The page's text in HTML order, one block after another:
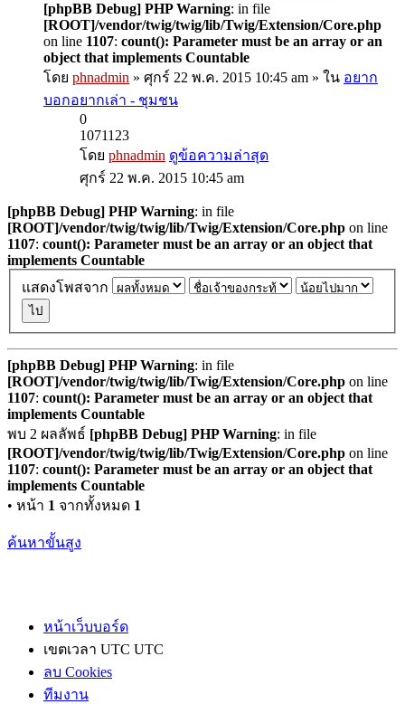
[phpBB Debug] PHP Warning: in file
[ROOT]/vendor/twig/twig/lib/Twig/Extension/Core.php
on line 1107: count(): Parameter must be an array or an
object that implements Countable
โดย phnadmin » ศุกร์ 22 พ.ค. 2015 10:45 am » ใน อยาก
บอกอยากเล่า - ชุมชน
0
1071123
โดย phnadmin ดูข้อความล่าสุด
ศุกร์ 22 พ.ค. 2015 10:45 am
[phpBB Debug] PHP Warning: in file
[ROOT]/vendor/twig/twig/lib/Twig/Extension/Core.php on line
1107: count(): Parameter must be an array or an object that
implements Countable
แสดงโพสจาก
[phpBB Debug] PHP Warning: in file
[ROOT]/vendor/twig/twig/lib/Twig/Extension/Core.php on line
1107: count(): Parameter must be an array or an object that
implements Countable
พบ 2 ผลลัพธ์ [phpBB Debug] PHP Warning: in file
[ROOT]/vendor/twig/twig/lib/Twig/Extension/Core.php on line
1107: count(): Parameter must be an array or an object that
implements Countable
• หน้า 1 จากทั้งหมด 1
ค้นหาขั้นสูง
หน้าเว็บบอร์ด
เขตเวลา UTC UTC
ลบ Cookies
ทีมงาน